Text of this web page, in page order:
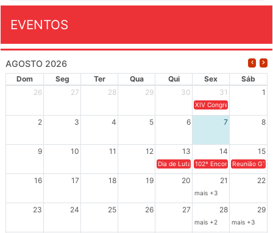
EVENTOS
AGOSTO 2026
Dom Seg Ter Qua Qui Sex
Sáb
26
27 28 29 30 31 1
XIV Congresso Brasileiro
2 3 4 5 6 7 8
9 10 11 12 13 14 15
Dia de Luta em Defesa de Cuba e da
102º Encontro da
Reunião
16 17 18 19 20 21 22
mais +3
23 24 25 26 27 28 29
mais +2 mais +3